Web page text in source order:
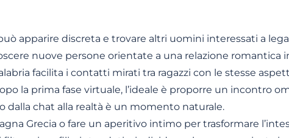
apparire discreta e trovare altri uomini interessati a
nuove persone orientate a una relazione romantica
facilita i contatti mirati tra ragazzi con le stesse
la prima fase virtuale, l’ideale è proporre un incontro
dalla chat alla realtà è un momento naturale.
Grecia o fare un aperitivo intimo per trasformare